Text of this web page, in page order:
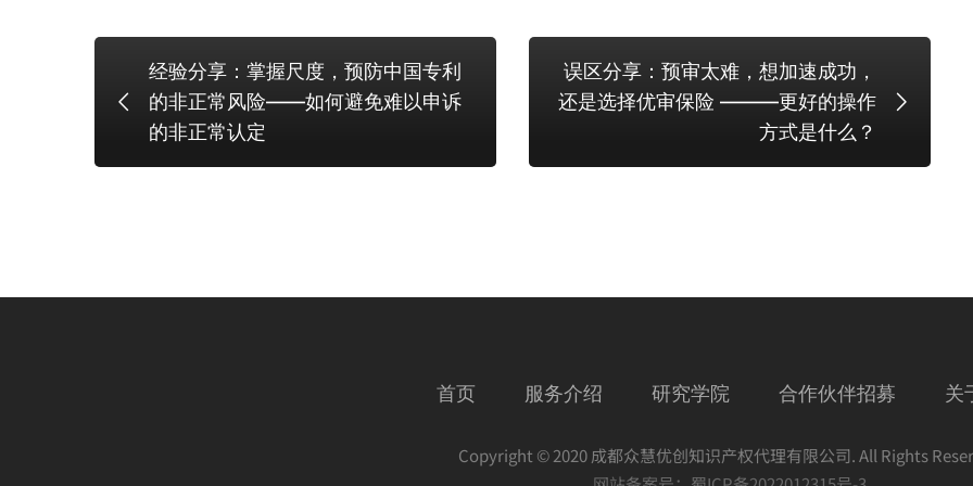
经验分享：掌握尺度，预防中国专利
的非正常风险——如何避免难以申诉
的非正常认定
误区分享：预审太难，想加速成功，
还是选择优审保险 ———更好的操作
方式是什么？
首页 服务介绍 研究学院 合作伙伴招募 关
Copyright © 2020 成都众慧优创知识产权代理有限公司. All Rights